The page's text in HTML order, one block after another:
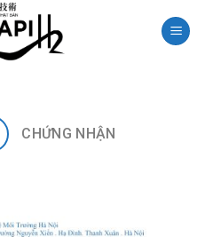
CHỨNG NHẬN